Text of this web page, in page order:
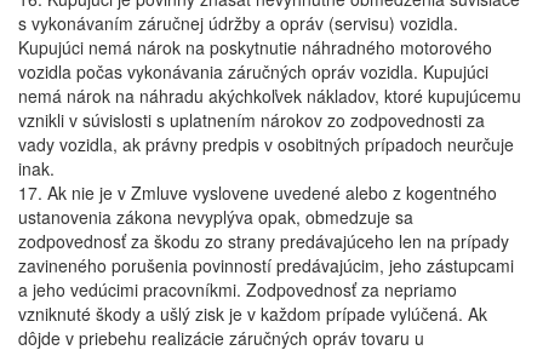
s vykonávaním záručnej údržby a opráv (servisu) vozidla.
Kupujúci nemá nárok na poskytnutie náhradného motorového
vozidla počas vykonávania záručných opráv vozidla. Kupujúci
nemá nárok na náhradu akýchkoľvek nákladov, ktoré kupujúcemu
vznikli v súvislosti s uplatnením nárokov zo zodpovednosti za
vady vozidla, ak právny predpis v osobitných prípadoch neurčuje
inak.
17. Ak nie je v Zmluve vyslovene uvedené alebo z kogentného
ustanovenia zákona nevyplýva opak, obmedzuje sa
zodpovednosť za škodu zo strany predávajúceho len na prípady
zavineného porušenia povinností predávajúcim, jeho zástupcami
a jeho vedúcimi pracovníkmi. Zodpovednosť za nepriamo
vzniknuté škody a ušlý zisk je v každom prípade vylúčená. Ak
dôjde v priebehu realizácie záručných opráv tovaru u